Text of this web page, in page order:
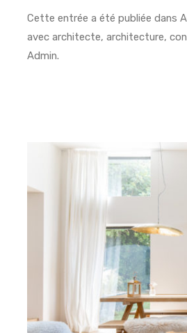
Cette entrée a été publiée dans
avecarchitecte,architecture,
Admin.